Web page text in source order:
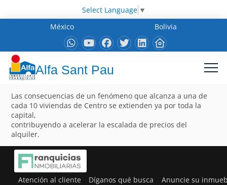
Select Language ▼
México
Bolivia
Alfa Sant Pau
Las consecuencias de un fenómeno que alcanza a una de
cada 10 viviendas de Centro se extienden ya por toda la
capital,
contribuyendo a acelerar la escalada de precios del
alquiler.
Atención al cliente Díganos qué busca Anuncie su